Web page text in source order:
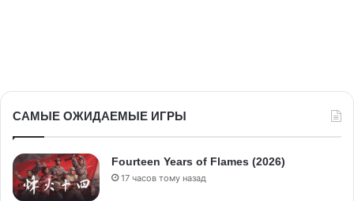
САМЫЕ ОЖИДАЕМЫЕ ИГРЫ
Fourteen Years of Flames (2026)
17 часов тому назад